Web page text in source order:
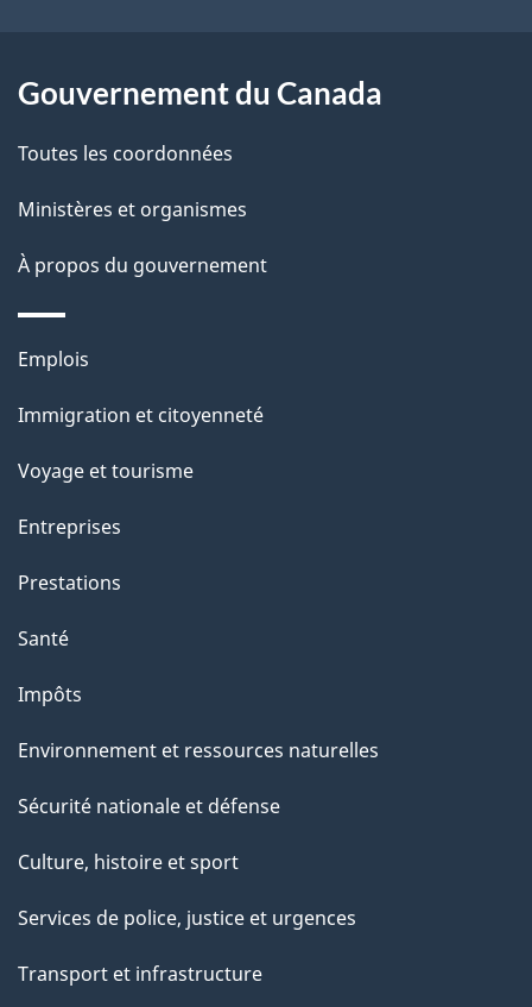
l
p
a
g
e
Gouvernement du Canada
Toutes les coordonnées
Ministères et organismes
À propos du gouvernement
Thèmes
sujets
Emplois
Immigration et citoyenneté
Voyage et tourisme
Entreprises
Prestations
Santé
Impôts
Environnement et ressources naturelles
Sécurité nationale et défense
Culture, histoire et sport
Services de police, justice et urgences
Transport et infrastructure